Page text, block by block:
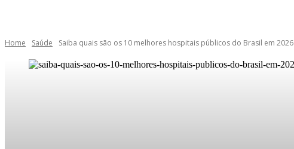
Home Saúde Saiba quais são os 10 melhores hospitais públicos do Brasil em 2026